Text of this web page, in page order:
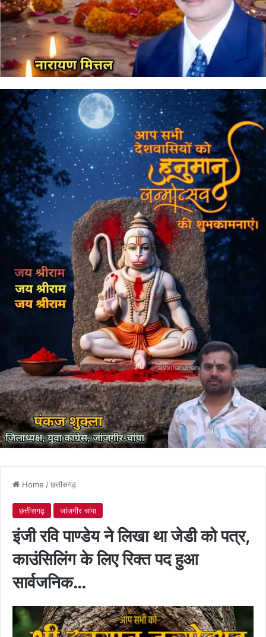
Home /छत्तीसगढ़
छत्तीसगढ़ जांजगीर चांपा
इंजी रवि पाण्डेय ने लिखा था जेडी को पत्र,
काउंसिलिंग के लिए रिक्त पद हुआ
सार्वजनिक…